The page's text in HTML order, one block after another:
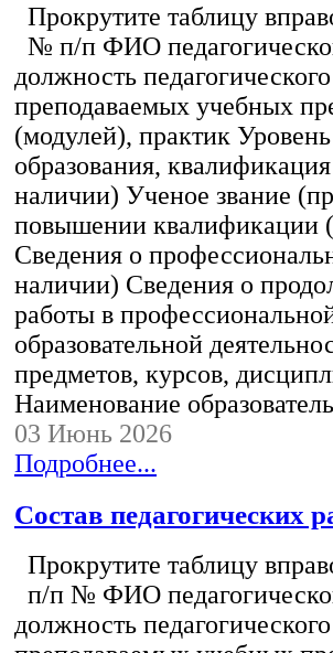
Прокрутите таблицу
№ п/п ФИО
должность
преподаваемых учебных
(модулей), практик
образования,
наличии) Ученое звание
повышении квалификации
Сведения о
наличии) Сведения о
работы в
образовательной
предметов, курсов,
Наименование
03 Июнь 2026
Подробнее...
Состав педагогических
Прокрутите таблицу
п/п № ФИО
должность